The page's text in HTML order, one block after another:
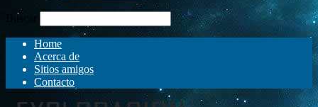
Buscar
Home
Acerca de
Sitios amigos
Contacto